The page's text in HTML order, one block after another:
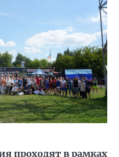
проходят в рамках